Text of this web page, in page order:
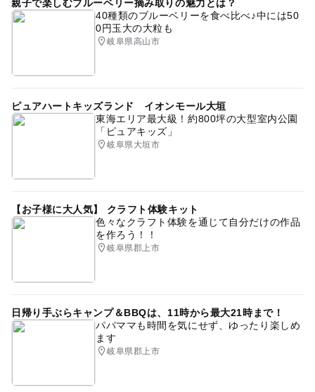
親子で楽しむブルーベリー摘み取りの魅力とは？
40種類のブルーベリーを食べ比べ♪中には50
0円玉大の大粒も
岐阜県高山市
ピュアハートキッズランド イオンモール大垣
東海エリア最大級！約800坪の大型室内公園
「ピュアキッズ」
岐阜県大垣市
【お子様に大人気】 クラフト体験キット
色々なクラフト体験を通じて自分だけの作品
を作ろう！！
岐阜県郡上市
日帰り手ぶらキャンプ＆BBQは、11時から最大21時まで！
パパママも時間を気にせず、ゆったり楽しめ
ます
岐阜県郡上市